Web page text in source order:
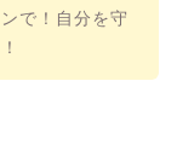
で！自分を守